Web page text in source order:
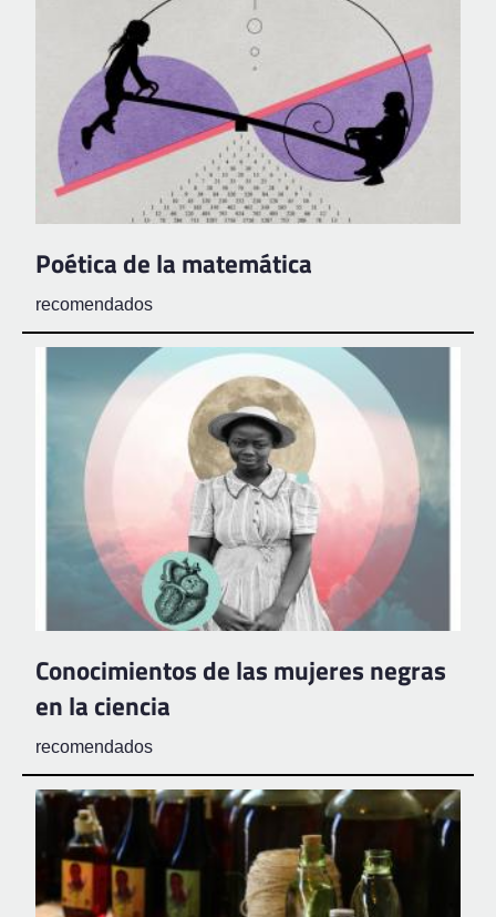
Poética de la matemática
recomendados
Conocimientos de las mujeres negras
en la ciencia
recomendados